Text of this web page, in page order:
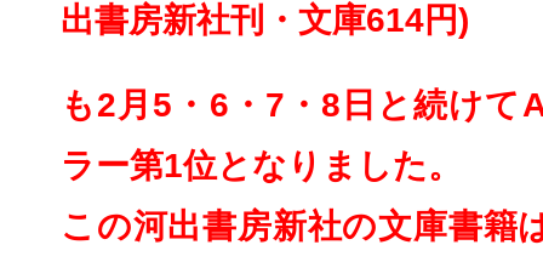
出書房新社刊・文庫614円)
も2月5・6・7・8 日と続けて
ラー第1位となりました。
この河出書房新社の文庫書籍